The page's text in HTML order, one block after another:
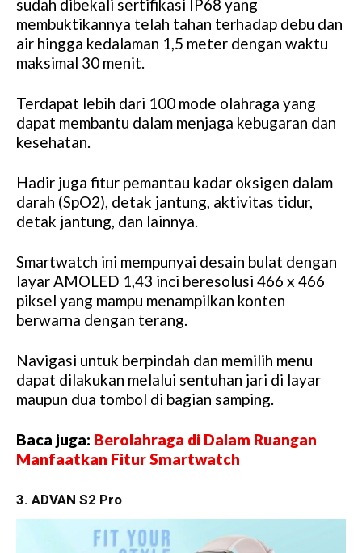
sudah dibekali sertifikasi IP68 yang
membuktikannya telah tahan terhadap debu dan
air hingga kedalaman 1,5 meter dengan waktu
maksimal 30 menit.
Terdapat lebih dari 100 mode olahraga yang
dapat membantu dalam menjaga kebugaran dan
kesehatan.
Hadir juga fitur pemantau kadar oksigen dalam
darah (SpO2), detak jantung, aktivitas tidur,
detak jantung, dan lainnya.
Smartwatch ini mempunyai desain bulat dengan
layar AMOLED 1,43 inci beresolusi 466 x 466
piksel yang mampu menampilkan konten
berwarna dengan terang.
Navigasi untuk berpindah dan memilih menu
dapat dilakukan melalui sentuhan jari di layar
maupun dua tombol di bagian samping.
Baca juga: Berolahraga di Dalam Ruangan
Manfaatkan Fitur Smartwatch
3. ADVAN S2 Pro